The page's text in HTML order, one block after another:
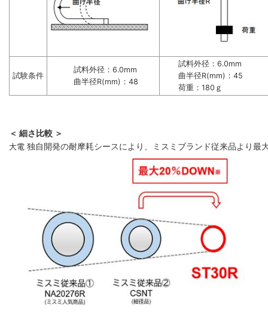
試験条件
試料外径：6.0mm
曲半径R(mm)：48
試料外径：6.0mm
曲半径R(mm)：45
荷重：180ｇ
＜ 細さ比較 ＞
大電 独自開発の耐摩耗シースにより、ミスミブランド従来品より最